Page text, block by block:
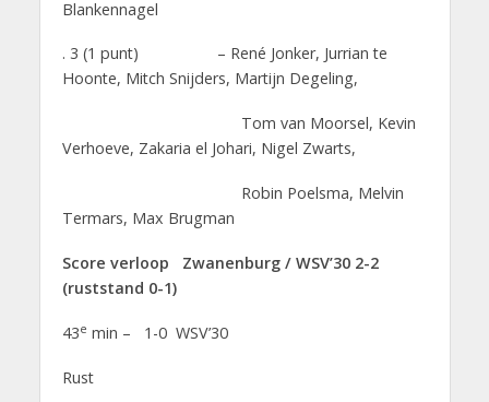
Blankennagel
. 3 (1 punt) – René Jonker, Jurrian te
Hoonte, Mitch Snijders, Martijn Degeling,
Tom van Moorsel, Kevin
Verhoeve, Zakaria el Johari, Nigel Zwarts,
Robin Poelsma, Melvin
Termars, Max Brugman
Score verloop Zwanenburg / WSV’30 2-2
(ruststand 0-1)
43e min – 1-0 WSV’30
Rust